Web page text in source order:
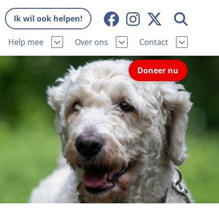
Ik wil ook helpen!
Help mee Over ons
Missie en visie
Wat wij doen
Onze organisatie
Samenwerking
Bekende vrienden
Vacatures
Donateursmagazine Hond
Contact
Contactgegevens
Pers
Nieuws
Veelgestelde vragen
Melding hondenleed
Nieuwsbrief
Incassodata
Doneer nu